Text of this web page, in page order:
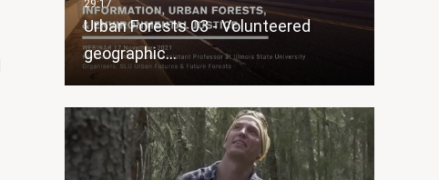
Urban Forests 03 - Volunteered
geographic…